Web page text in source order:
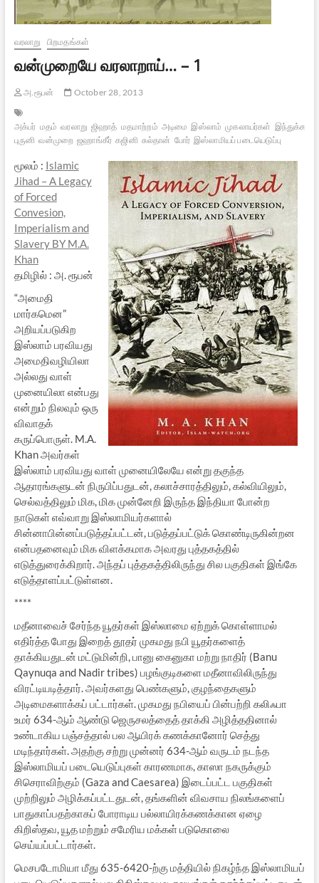
வரலாறு பிறமதங்கள்
வன்முறையே வரலாறாய்… – 1
அ.ரூபன் October 28, 2013
அக்பர் மதம் வரலாறு ஜிஹாத் மதமாற்றம் அடிமை இஸ்லாம் முகலாயர்கள் இந்துக்கள்
புருனி வன்முறை ஜஹாங்கீர் கஜினி சுல்தான் போர் இஸ்லாமியப் படையெடுப்பு
மூலம் : Islamic
Jihad – A Legacy
of Forced
Convesion,
Imperialism and
Slavery BY M.A.
Khan
தமிழில் : அ. ரூபன்
“அமைதி
மார்கமென”
அறியப்படுகிற
இஸ்லாம் பரவியது
அமைதிவழியிலா
அல்லது வாள்
முனையிலா என்பது
என்றும் நிலவும் ஒரு
விவாதக்
கருப்பொருள். M.A.
Khan அவர்கள்
இஸ்லாம் பரவியது வாள் முனையிலேயே என்று தகுந்த
ஆதாரங்களுடன் நிருபிப்பதுடன், கலாச்சாரத்திலும், கல்வியிலும்,
செல்வத்திலும் மிக, மிக முன்னேறி இருந்த இந்தியா போன்ற
நாடுகள் எவ்வாறு இஸ்லாமியர்களால்
சின்னாபின்னப்படுத்தப்பட்டன், படுத்தப்பட்டுக் கொண்டிருகின்றன
என்பதனைவும் மிக விளக்கமாக அவரது புத்தகத்தில்
எடுத்துரைக்கிறார். அந்தப் புத்தகத்திலிருந்து சில பகுதிகள் இங்கே
எடுத்தாளப்பட்டுள்ளன.
****
மதீனாவைச் சேர்ந்த யூதர்கள் இஸ்லாமை ஏற்றுக் கொள்ளாமல்
எதிர்த்த போது இறைத் தூதர் முகமது நபி யூதர்களைத்
தாக்கியதுடன் மட்டுமின்றி, பானு கைனுகா மற்று நாதிர் (Banu
Qaynuqa and Nadir tribes) பழங்குடிகளை மதீனாவிலிருந்து
விரட்டியடித்தார். அவர்களது பெண்களும், குழந்தைகளும்
அடிமைகளாக்கப் பட்டார்கள். முகமது நபியைப் பின்பற்றி கலிஃபா
உமர் 634-ஆம் ஆண்டு ஜெருசலத்தைத் தாக்கி அழித்ததினால்
உண்டாகிய பஞ்சத்தால் பல ஆயிரக் கணக்கானோர் செத்து
மடிந்தார்கள். அதற்கு சற்று முன்னர் 634-ஆம் வருடம் நடந்த
இஸ்லாமியப் படையெடுப்புகள் காரணமாக, காஸா நகருக்கும்
சிசெராவிற்கும் (Gaza and Caesarea) இடைப்பட்ட பகுதிகள்
முற்றிலும் அழிக்கப்பட்டதுடன், தங்களின் விவசாய நிலங்களைப்
பாதுகாப்பதற்காகப் போராடிய பல்லாயிரக்கணக்கான ஏழை
கிறிஸ்தவ, யூத மற்றும் சமேரிய மக்கள் படுகொலை
செய்யப்பட்டார்கள்.
மெசபடோமியா மீது 635-6420-ற்கு மத்தியில் நிகழ்ந்த இஸ்லாமியப்